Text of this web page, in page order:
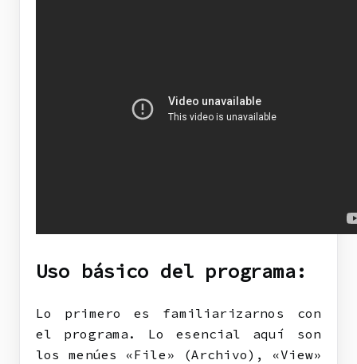
Uso básico del programa:
Lo primero es familiarizarnos con
el programa. Lo esencial aquí son
los menúes «File» (Archivo), «View»